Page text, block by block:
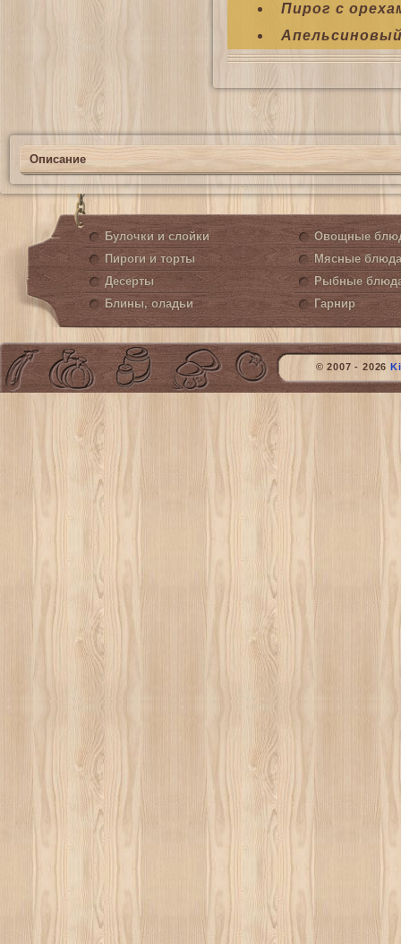
Пирог с
Описание
Булочки и слойки
Пироги и торты
Десерты
Блины, оладьи
Овощные
Мясные блюда
Рыбные
Гарнир
© 2007 - 2026